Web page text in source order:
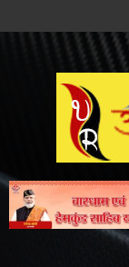
to